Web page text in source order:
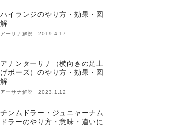
ハイランジのやり方・効果・図
解
アーサナ解説 2019.4.17
アナンターサナ（横向きの足上
げポーズ）のやり方・効果・図
解
アーサナ解説 2023.1.12
チンムドラー・ジュニャーナム
ドラーのやり方・意味・違いに